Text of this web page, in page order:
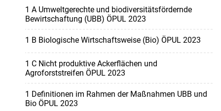
1 A Umweltgerechte und biodiversitätsfördernde
Bewirtschaftung (UBB) ÖPUL 2023
1 B Biologische Wirtschaftsweise (Bio) ÖPUL 2023
1 C Nicht produktive Ackerflächen und
Agroforststreifen ÖPUL 2023
1 Definitionen im Rahmen der Maßnahmen UBB und
Bio ÖPUL 2023